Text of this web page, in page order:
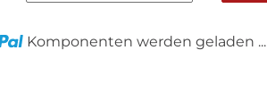
Komponenten werden geladen ...